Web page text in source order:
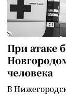
При атаке
человека
В